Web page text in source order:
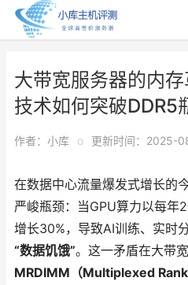
大带宽服务器的内
技术如何突破DDR5
作者：小库 o 更新时间：2025-
在数据中心流量爆发式增长的
严峻瓶颈：当GPU算力以每年
增长30%，导致AI训练、实时
“数据饥饿”。这一矛盾在大带
MRDIMM（Multiplexed